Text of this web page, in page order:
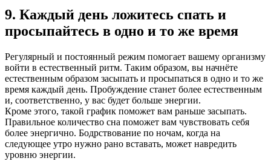
9. Каждый день ложитесь спать и
просыпайтесь в одно и то же время
Регулярный и постоянный режим помогает вашему организму
войти в естественный ритм. Таким образом, вы начнёте
естественным образом засыпать и просыпаться в одно и то же
время каждый день. Пробуждение станет более естественным
и, соответственно, у вас будет больше энергии.
Кроме этого, такой график поможет вам раньше засыпать.
Правильное количество сна поможет вам чувствовать себя
более энергично. Бодрствование по ночам, когда на
следующее утро нужно рано вставать, может навредить
уровню энергии.